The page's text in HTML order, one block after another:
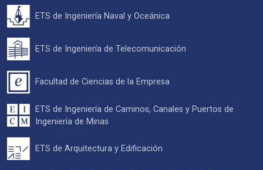
ETS de Ingeniería Naval y Oceánica
ETS de Ingeniería de Telecomunicación
Facultad de Ciencias de la Empresa
ETS de Ingeniería de Caminos, Canales y Puertos de
Ingeniería de Minas
ETS de Arquitectura y Edificación